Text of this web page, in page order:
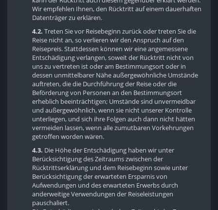
Wir empfehlen Ihnen, den Rücktritt auf einem dauerhaften
Datenträger zu erklären.
4.2. Treten Sie vor Reisebeginn zurück oder treten Sie die
Reise nicht an, so verlieren wir den Anspruch auf den
Reisepreis. Stattdessen können wir eine angemessene
Entschädigung verlangen, soweit der Rücktritt nicht von
uns zu vertreten ist oder am Bestimmungsort oder in
dessen unmittelbarer Nähe außergewöhnliche Umstände
auftreten, die die Durchführung der Reise oder die
Beförderung von Personen an den Bestimmungsort
erheblich beeinträchtigen; Umstände sind unvermeidbar
und außergewöhnlich, wenn sie nicht unserer Kontrolle
unterliegen, und sich ihre Folgen auch dann nicht hätten
vermeiden lassen, wenn alle zumutbaren Vorkehrungen
getroffen worden wären.
4.3. Die Höhe der Entschädigung haben wir unter
Berücksichtigung des Zeitraums zwischen der
Rücktrittserklärung und dem Reisebeginn sowie unter
Berücksichtigung der erwarteten Ersparnis von
Aufwendungen und des erwarteten Erwerbs durch
anderweitige Verwendungen der Reiseleistungen
pauschaliert.